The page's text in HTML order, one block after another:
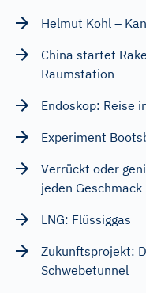
Helmut Kohl –
China startet
Raumstation
Endoskop: Reise
Experiment
Verrückt oder
jeden
LNG: Flüssiggas
Zukunftsprojekt:
Schwebetunnel